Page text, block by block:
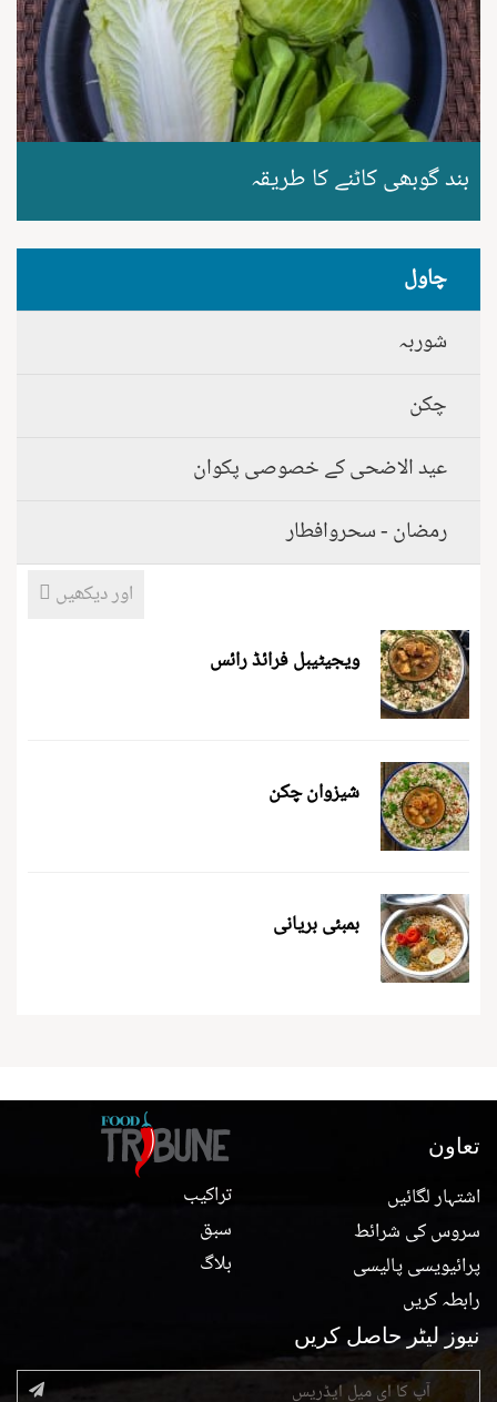
بند گوبھی کاٹنے کا طریقہ
چاول
شوربہ
چکن
عید الاضحی کے خصوصی پکوان
رمضان - سحروافطار
اور دیکھیں
ویجیٹیبل فرائڈ رائس
شیزوان چکن
بمبئی بریانی
تراکیب
سبق
بلاگ
تعاون
اشتہار لگائیں
سروس کی شرائط
پرائیویسی پالیسی
رابطہ کریں
نیوز لیٹر حاصل کریں